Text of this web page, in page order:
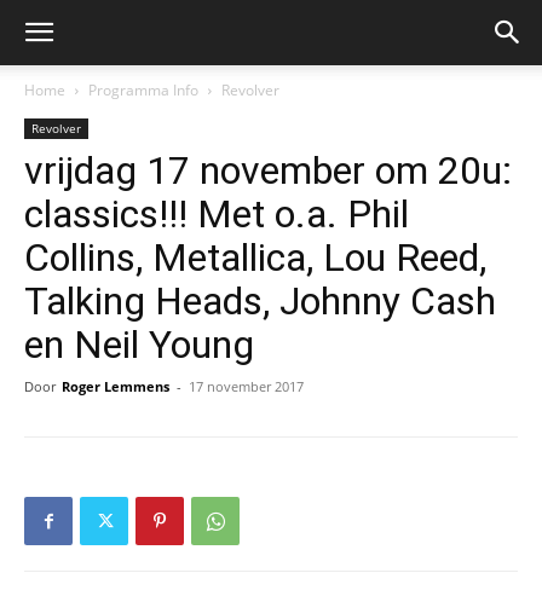
Home Programma Info Revolver
Revolver
vrijdag 17 november om 20u:
classics!!! Met o.a. Phil
Collins, Metallica, Lou Reed,
Talking Heads, Johnny Cash
en Neil Young
Door Roger Lemmens - 17 november 2017